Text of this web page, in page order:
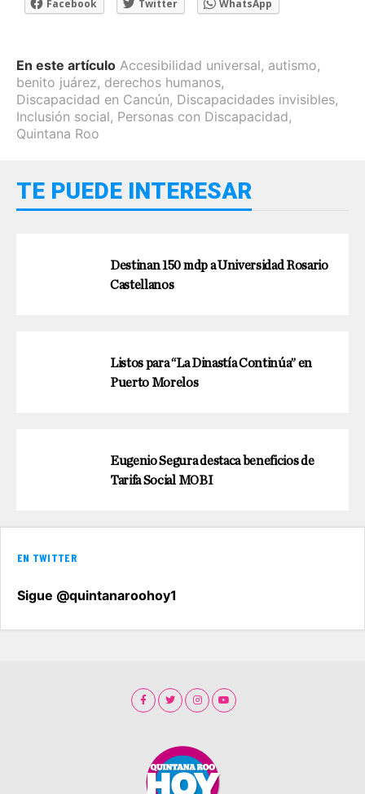
Facebook Twitter WhatsApp
En este artículo Accesibilidad universal, autismo,
benito juárez, derechos humanos,
Discapacidad en Cancún, Discapacidades invisibles,
Inclusión social, Personas con Discapacidad,
Quintana Roo
TE PUEDE INTERESAR
Destinan 150 mdp a Universidad Rosario
Castellanos
Listos para “La Dinastía Continúa” en
Puerto Morelos
Eugenio Segura destaca beneficios de
Tarifa Social MOBI
EN TWITTER
Sigue @quintanaroohoy1